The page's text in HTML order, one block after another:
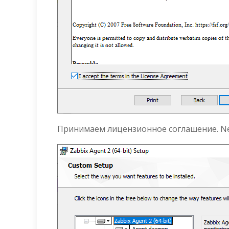
Принимаем лицензионное соглашение.